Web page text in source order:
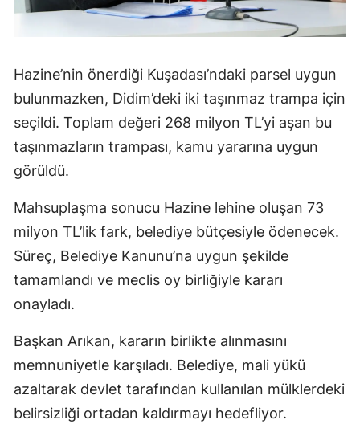
Hazine’nin önerdiği Kuşadası’ndaki parsel uygun
bulunmazken, Didim’deki iki taşınmaz trampa için
seçildi. Toplam değeri 268 milyon TL’yi aşan bu
taşınmazların trampası, kamu yararına uygun
görüldü.
Mahsuplaşma sonucu Hazine lehine oluşan 73
milyon TL’lik fark, belediye bütçesiyle ödenecek.
Süreç, Belediye Kanunu’na uygun şekilde
tamamlandı ve meclis oy birliğiyle kararı
onayladı.
Başkan Arıkan, kararın birlikte alınmasını
memnuniyetle karşıladı. Belediye, mali yükü
azaltarak devlet tarafından kullanılan mülklerdeki
belirsizliği ortadan kaldırmayı hedefliyor.